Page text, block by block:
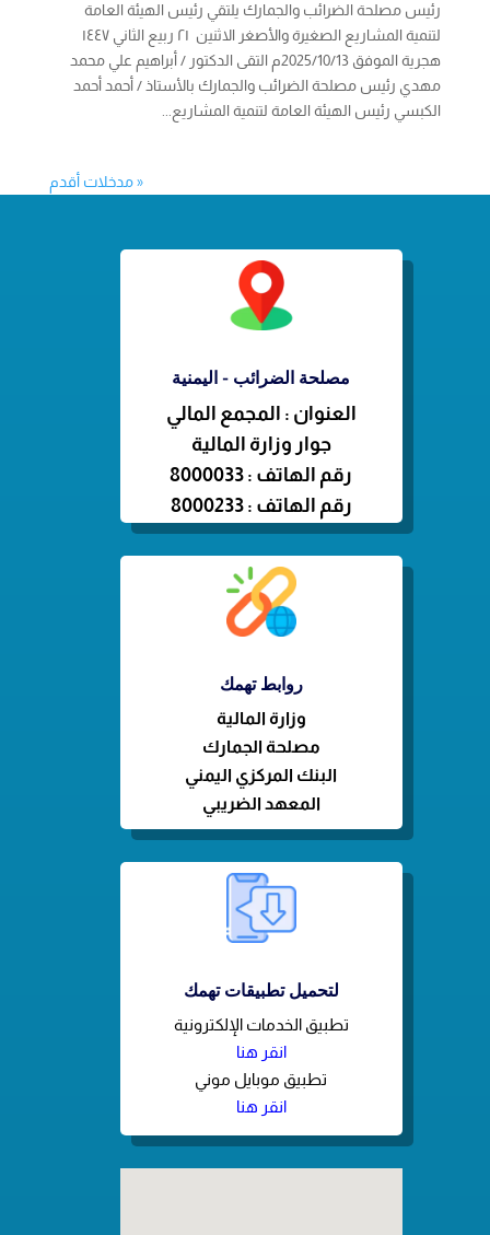
رئيس مصلحة الضرائب والجمارك يلتقي رئيس الهيئة العامة
لتنمية المشاريع الصغيرة والأصغر الاثنين ٢١ ربيع الثاني ١٤٤٧
هجرية الموفق 2025/10/13م التقى الدكتور / أبراهيم علي محمد
مهدي رئيس مصلحة الضرائب والجمارك بالأستاذ / أحمد أحمد
الكبسي رئيس الهيئة العامة لتنمية المشاريع...
« مدخلات أقدم
مصلحة الضرائب - اليمنية
العنوان : المجمع المالي
جوار وزارة المالية
رقم الهاتف : 8000033
رقم الهاتف : 8000233
روابط تهمك
وزارة المالية
مصلحة الجمارك
البنك المركزي اليمني
المعهد الضريبي
لتحميل تطبيقات تهمك
تطبيق الخدمات الإلكترونية
انقر هنا
تطبيق موبايل موني
انقر هنا